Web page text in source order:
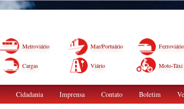
Metroviário Mar/Portuário Ferroviário
Cargas Viário Moto-Táxi
Cidadania Imprensa Contato Boletim